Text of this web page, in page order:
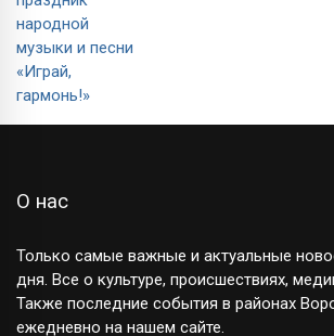
О нас
Только самые важные и актуальные
дня. Все о культуре, происшествиях,
Также последние события в районах
ежедневно на нашем сайте.